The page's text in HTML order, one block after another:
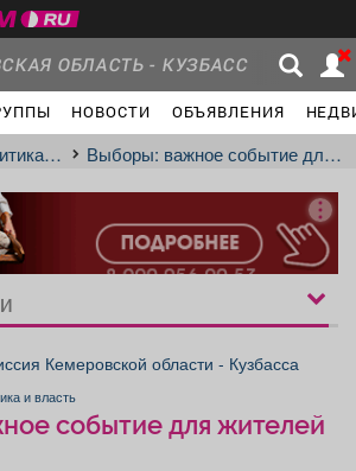
ОБЛАСТЬ - КУЗБАСС
НОВОСТИ ОБЪЯВЛЕНИЯ
Новости
Недвижимость Услуги
и власть Выборы: важное событие для жителей Кузбасса
Кемеровской области - Кузбасса
и власть
событие для жителей